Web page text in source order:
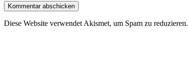
Diese Website verwendet Akismet, um Spam zu reduzieren.